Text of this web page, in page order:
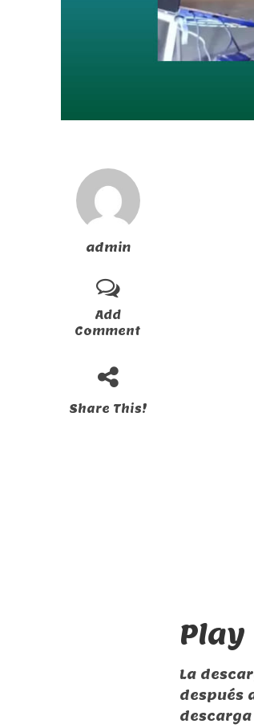
admin
Add
Comment
Share This!
La
después